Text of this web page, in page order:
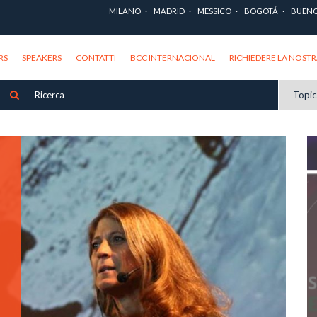
MILANO MADRID MESSICO BOGOTÁ
SPEAKERS CONTATTI BCC INTERNACIONAL RICHIEDERE LA